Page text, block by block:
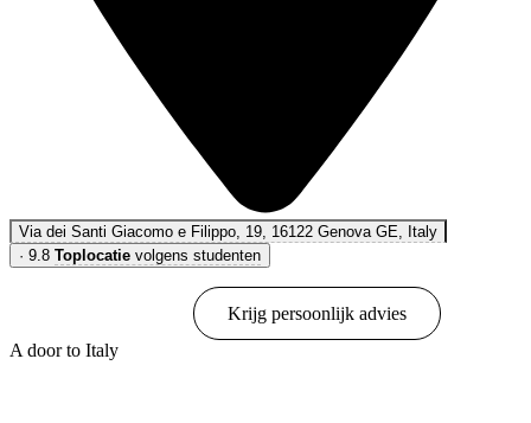
Via dei Santi Giacomo e Filippo, 19, 16122 Genova GE, Italy
· 9.8 Toplocatie volgens studenten
Krijg persoonlijk advies
A door to Italy